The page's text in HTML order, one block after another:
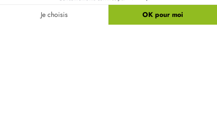
Résidences Picardes est le 1er constructeur régional de
maisons individuelles dans la Picardie